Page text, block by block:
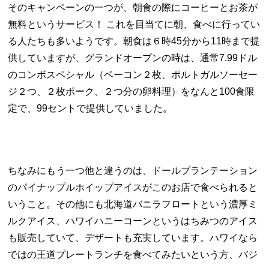
そのキャンペーンの一つが、朝食の際にコーヒーとお茶が
無料というサービス！ これを目当てに朝、食べに行ってい
る人たちも多いようです。朝食は６時45分から11時まで提
供していますが、グランドオープンの時は、通常7.99 ドル
のコンボスペシャル（ベーコン２枚、ポルトガルソーセー
ジ２つ、２枚ポーク、２つ分の卵料理）をなんと 100食限
定で、99セントで提供していました。
ちなみにもう一つ他と違うのは、ドールプランテーション
のパイナップルホイップアイスがこのお店で食べられると
いうこと。その他にも北海道バニラフロートという濃厚ミ
ルクアイス、ハワイハニーコーンというはちみつのアイス
も販売していて、デザートも充実しています。ハワイなら
ではの王道プレートランチを食べてみたいという方、バジ